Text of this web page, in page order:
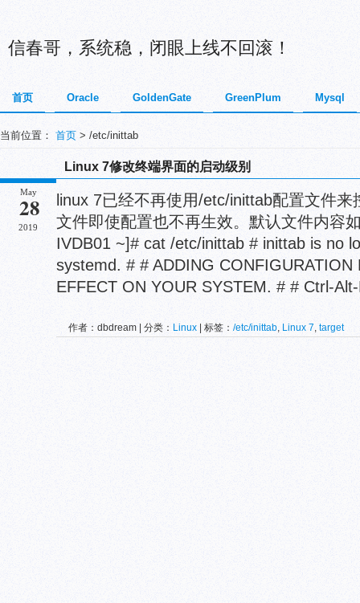
信春哥，系统稳，闭眼上线不回滚！
首页 Oracle GoldenGate GreenPlum Mysql
当前位置： 首页 > /etc/inittab
Linux 7修改终端界面的启动级别
May
28
2019
linux 7已经不再使用/etc/inittab配置文件
文件即使配置也不再生效。默认文件内容
IVDB01 ~]# cat /etc/inittab # inittab is no
systemd. # # ADDING CONFIGURATION
EFFECT ON YOUR SYSTEM. # # Ctrl-
作者：dbdream | 分类： Linux | 标签： /etc/inittab, Linux 7, target